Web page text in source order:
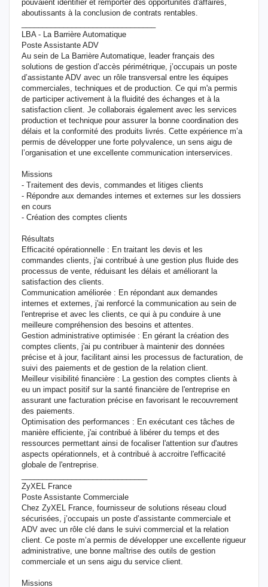
pouvaient identifier et remporter des opportunités d'affaires,
aboutissants à la conclusion de contrats rentables.
LBA - La Barrière Automatique
Poste Assistante ADV
Au sein de La Barrière Automatique, leader français des
solutions de gestion d’accès périmétrique, j’occupais un poste
d’assistante ADV avec un rôle transversal entre les équipes
commerciales, techniques et de production. Ce qui m'a permis
de participer activement à la fluidité des échanges et à la
satisfaction client. Je collaborais également avec les services
production et technique pour assurer la bonne coordination des
délais et la conformité des produits livrés. Cette expérience m’a
permis de développer une forte polyvalence, un sens aigu de
l’organisation et une excellente communication interservices.
Missions
- Traitement des devis, commandes et litiges clients
- Répondre aux demandes internes et externes sur les dossiers
en cours
- Création des comptes clients
Résultats
Efficacité opérationnelle : En traitant les devis et les
commandes clients, j'ai contribué à une gestion plus fluide des
processus de vente, réduisant les délais et améliorant la
satisfaction des clients.
Communication améliorée : En répondant aux demandes
internes et externes, j'ai renforcé la communication au sein de
l'entreprise et avec les clients, ce qui à pu conduire à une
meilleure compréhension des besoins et attentes.
Gestion administrative optimisée : En gérant la création des
comptes clients, j'ai pu contribuer à maintenir des données
précise et à jour, facilitant ainsi les processus de facturation, de
suivi des paiements et de gestion de la relation client.
Meilleur visibilité financière : La gestion des comptes clients à
eu un impact positif sur la santé financière de l'entreprise en
assurant une facturation précise en favorisant le recouvrement
des paiements.
Optimisation des performances : En exécutant ces tâches de
manière efficiente, j'ai contribué à libérer du temps et des
ressources permettant ainsi de focaliser l'attention sur d'autres
aspects opérationnels, et à contribué à accroitre l'efficacité
globale de l'entreprise.
ZyXEL France
Poste Assistante Commerciale
Chez ZyXEL France, fournisseur de solutions réseau cloud
sécurisées, j’occupais un poste d’assistante commerciale et
ADV avec un rôle clé dans le suivi commercial et la relation
client. Ce poste m’a permis de développer une excellente rigueur
administrative, une bonne maîtrise des outils de gestion
commerciale et un sens aigu du service client.
Missions